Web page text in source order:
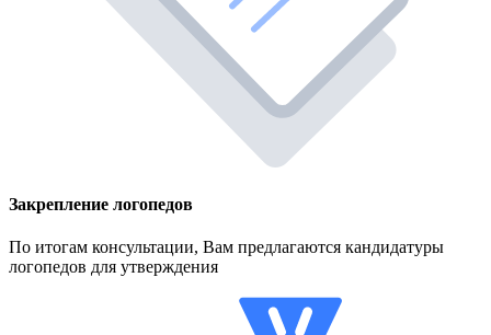
Закрепление логопедов
По итогам консультации, Вам предлагаются кандидатуры
логопедов для утверждения